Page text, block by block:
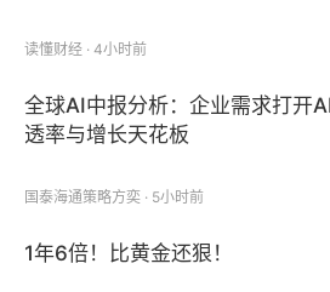
孕妇补充剂调研报告各章节大致
第一章：孕妇补充剂市场概述、
介绍、中国各地区孕妇补充剂市
第二章：行业发展环境分析、国
场中存在的问题和对策、影响因
读懂财经 · 4小时前
全球AI中报分析：企业需求打开
透率与增长天花板
国泰海通策略方奕 · 5小时前
1年6倍！比黄金还狠！